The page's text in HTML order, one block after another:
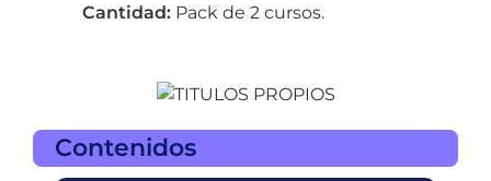
Cantidad: Pack de 2 cursos.
Contenidos